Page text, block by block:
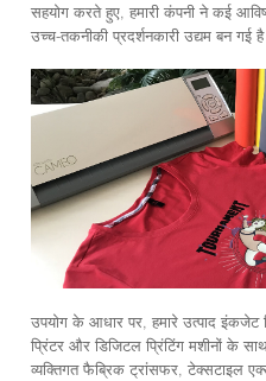
सहयोग करते हुए, हमारी कंपनी ने कई
उच्च-तकनीकी प्रदर्शनकारी उद्यम बन गई
उपयोग के आधार पर, हमारे उत्पाद
प्रिंटर और डिजिटल प्रिंटिंग मशीनों के
व्यक्तिगत फैब्रिक ट्रांसफर, टेक्सटाइल